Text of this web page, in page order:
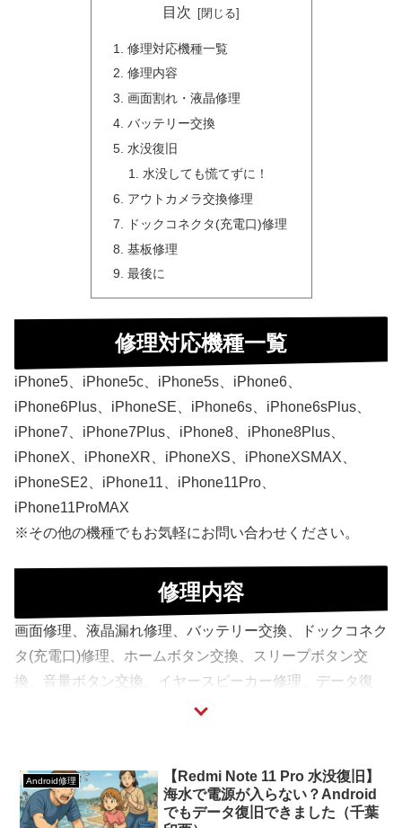
目次
修理対応機種一覧
修理内容
画面割れ・液晶修理
バッテリー交換
水没復旧
水没しても慌てずに！
アウトカメラ交換修理
ドックコネクタ(充電口)修理
基板修理
最後に
修理対応機種一覧
iPhone5、iPhone5c、iPhone5s、iPhone6、
iPhone6Plus、iPhoneSE、iPhone6s、iPhone6sPlus、
iPhone7、iPhone7Plus、iPhone8、iPhone8Plus、
iPhoneX、iPhoneXR、iPhoneXS、iPhoneXSMAX、
iPhoneSE2、iPhone11、iPhone11Pro、
iPhone11ProMAX
※その他の機種でもお気軽にお問い合わせください。
修理内容
画面修理、液晶漏れ修理、バッテリー交換、ドックコネク
タ(充電口)修理、ホームボタン交換、スリープボタン交
換、音量ボタン交換、イヤースピーカー修理、データ復
旧・データ取り出し、スピーカー交換修理、アウトカメラ
画面割れ・液晶修理
Android修理
【Redmi Note 11 Pro 水没復旧】
海水で電源が入らない？Android
でもデータ復旧できました（千葉